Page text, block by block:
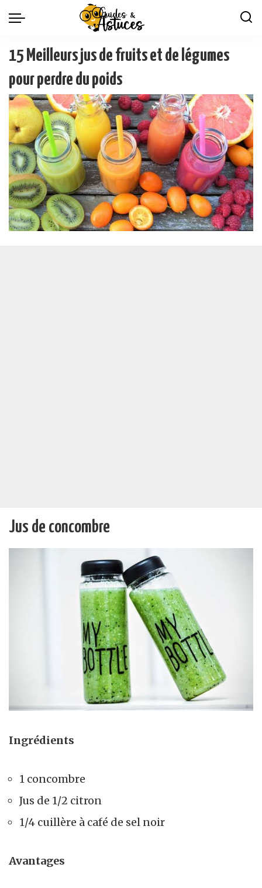
15 Meilleurs jus de fruits et de légumes
pour perdre du poids
Jus de concombre
Ingrédients
1 concombre
Jus de 1/2 citron
1/4 cuillère à café de sel noir
Avantages